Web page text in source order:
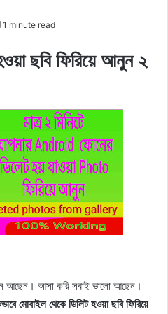
1 minute read
ছবি ফিরিয়ে আনুন ২
আছেন। আসা করি সবাই ভালো আছেন।
মোবাইল থেকে ডিলিট হওয়া ছবি ফিরিয়ে